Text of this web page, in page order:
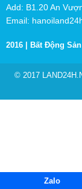
Add: B1.20 An
Email:
2016 | Bất Động
© 2017
Zalo